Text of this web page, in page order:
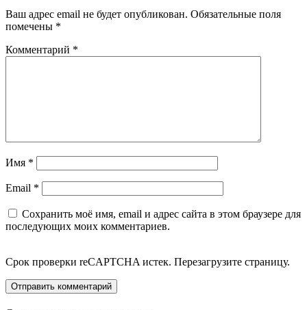
Ваш адрес email не будет опубликован. Обязательные поля
помечены *
Комментарий *
Имя *
Email *
Сохранить моё имя, email и адрес сайта в этом браузере для
последующих моих комментариев.
Срок проверки reCAPTCHA истек. Перезагрузите страницу.